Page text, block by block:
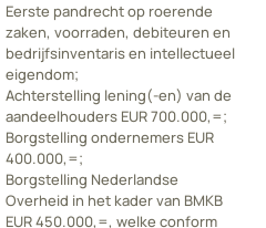
Eerste pandrecht op roerende
zaken, voorraden, debiteuren en
bedrijfsinventaris en intellectueel
eigendom;
Achterstelling lening(-en) van de
aandeelhouders EUR 700.000,=;
Borgstelling ondernemers EUR
400.000,=;
Borgstelling Nederlandse
Overheid in het kader van BMKB
EUR 450.000,=, welke conform